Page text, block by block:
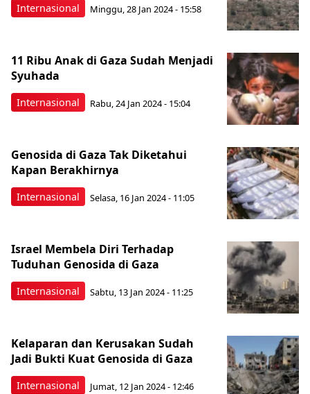
Internasional Minggu, 28 Jan 2024 - 15:58
Internasional
11 Ribu Anak di Gaza Sudah Menjadi
Syuhada
Rabu, 24 Jan 2024 - 15:04
Internasional
Genosida di Gaza Tak Diketahui
Kapan Berakhirnya
Selasa, 16 Jan 2024 - 11:05
Internasional
Israel Membela Diri Terhadap
Tuduhan Genosida di Gaza
Sabtu, 13 Jan 2024 - 11:25
Internasional
Kelaparan dan Kerusakan Sudah
Jadi Bukti Kuat Genosida di Gaza
Jumat, 12 Jan 2024 - 12:46